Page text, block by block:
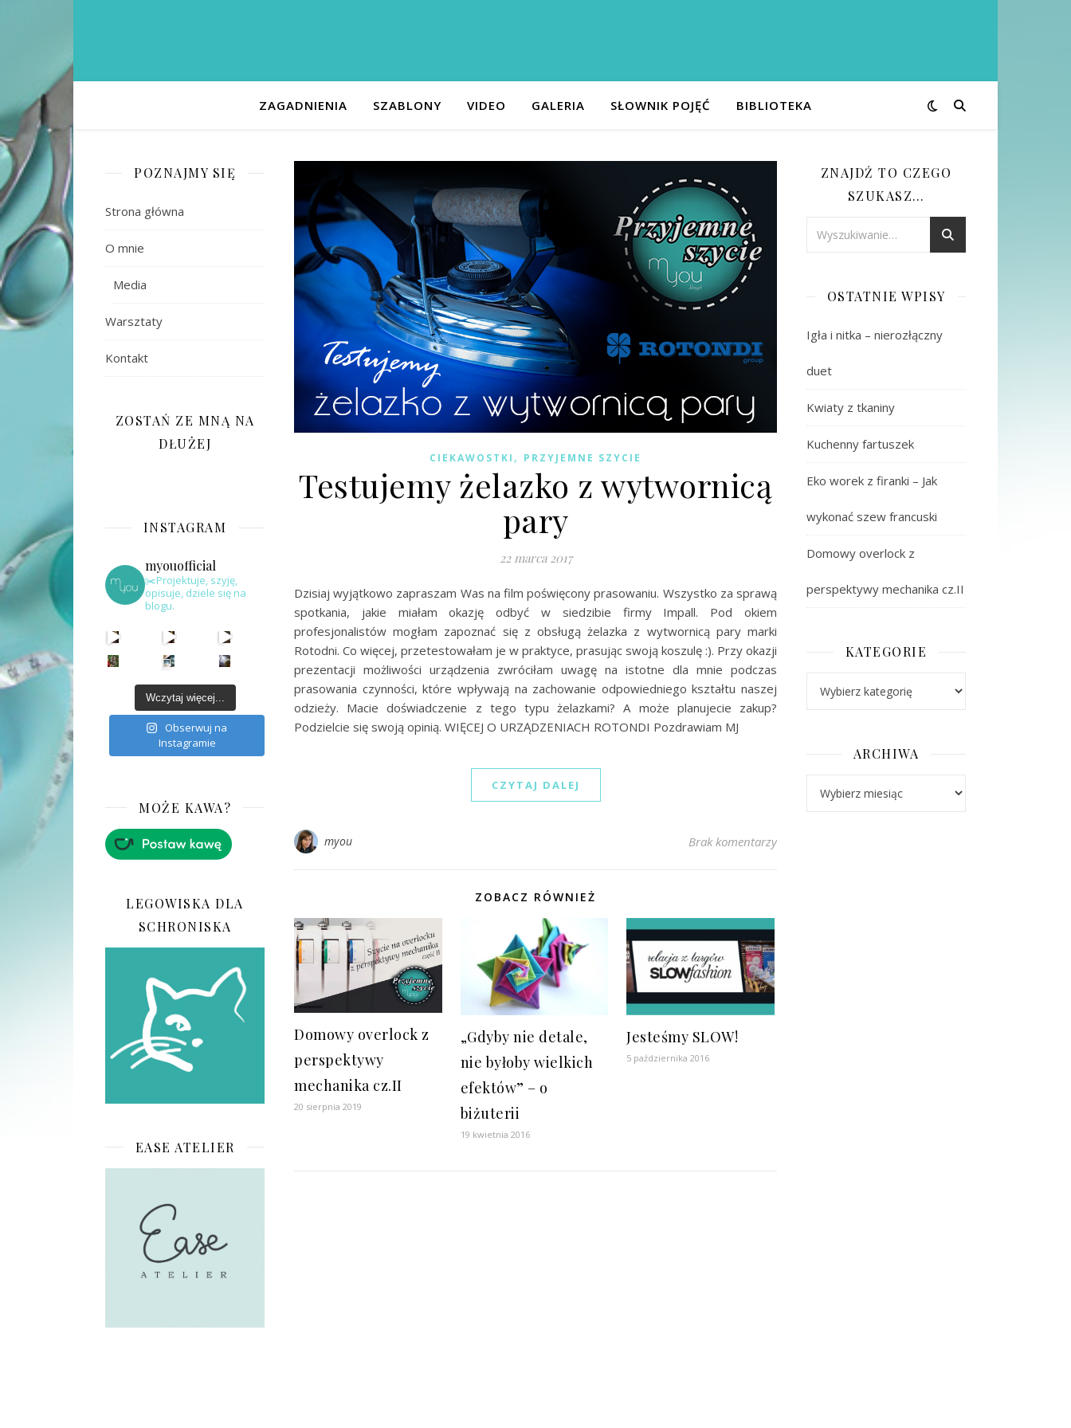
ZAGADNIENIA SZABLONY VIDEO GALERIA SŁOWNIK POJĘĆ BIBLIOTEKA
POZNAJMY SIĘ
Strona główna
O mnie
Media
Warsztaty
Kontakt
ZOSTAŃ ZE MNĄ NA
DŁUŻEJ
INSTAGRAM
myouofficial
✂️Projektuje, szyję,
opisuje, dziele się na
blogu.
Wczytaj więcej...
Obserwuj na
Instagramie
MOŻE KAWA?
LEGOWISKA DLA
SCHRONISKA
EASE ATELIER
CIEKAWOSTKI , PRZYJEMNE SZYCIE
Testujemy żelazko z wytwornicą
pary
22 marca 2017
Dzisiaj wyjątkowo zapraszam Was na film poświęcony prasowaniu. Wszystko za sprawą
spotkania, jakie miałam okazję odbyć w siedzibie firmy Impall. Pod okiem
profesjonalistów mogłam zapoznać się z obsługą żelazka z wytwornicą pary marki
Rotodni. Co więcej, przetestowałam je w praktyce, prasując swoją koszulę :). Przy okazji
prezentacji możliwości urządzenia zwróciłam uwagę na istotne dla mnie podczas
prasowania czynności, które wpływają na zachowanie odpowiedniego kształtu naszej
odzieży. Macie doświadczenie z tego typu żelazkami? A może planujecie zakup?
Podzielcie się swoją opinią. WIĘCEJ O URZĄDZENIACH ROTONDI Pozdrawiam MJ
CZYTAJ DALEJ
myou Brak komentarzy
ZOBACZ RÓWNIEŻ
Domowy overlock z
perspektywy
mechanika cz.II
20 sierpnia 2019
„Gdyby nie detale,
nie byłoby wielkich
efektów” – o
biżuterii
19 kwietnia 2016
Jesteśmy SLOW!
5 października 2016
ZNAJDŹ TO CZEGO
SZUKASZ…
OSTATNIE WPISY
Igła i nitka – nierozłączny
duet
Kwiaty z tkaniny
Kuchenny fartuszek
Eko worek z firanki – Jak
wykonać szew francuski
Domowy overlock z
perspektywy mechanika cz.II
KATEGORIE
ARCHIWA